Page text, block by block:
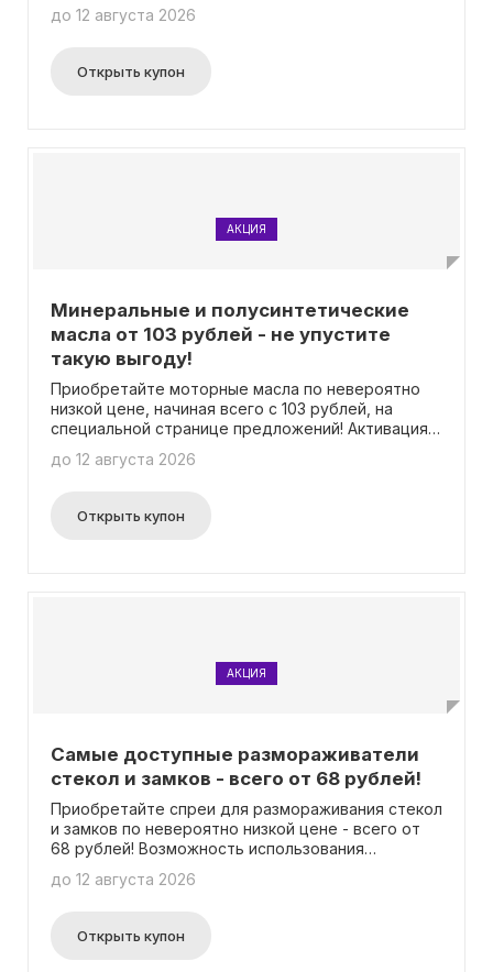
до 12 августа 2026
Открыть купон
АКЦИЯ
Минеральные и полусинтетические
масла от 103 рублей - не упустите
такую выгоду!
Приобретайте моторные масла по невероятно
низкой цене, начиная всего с 103 рублей, на
специальной странице предложений! Активация
до 12 августа 2026
Открыть купон
АКЦИЯ
Самые доступные размораживатели
стекол и замков - всего от 68 рублей!
Приобретайте спреи для размораживания стекол
и замков по невероятно низкой цене - всего от
68 рублей! Возможность использования
до 12 августа 2026
Открыть купон